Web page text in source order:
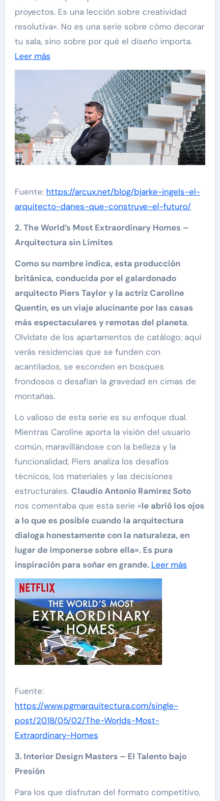
proyectos. Es una lección sobre creatividad
resolutiva». No es una serie sobre cómo decorar
tu sala, sino sobre por qué el diseño importa.
Leer más
Fuente: https://arcux.net/blog/bjarke-ingels-el-
arquitecto-danes-que-construye-el-futuro/
2. The World’s Most Extraordinary Homes –
Arquitectura sin Límites
Como su nombre indica, esta producción
británica, conducida por el galardonado
arquitecto Piers Taylor y la actriz Caroline
Quentin, es un viaje alucinante por las casas
más espectaculares y remotas del planeta.
Olvídate de los apartamentos de catálogo; aquí
verás residencias que se funden con
acantilados, se esconden en bosques
frondosos o desafían la gravedad en cimas de
montañas.
Lo valioso de esta serie es su enfoque dual.
Mientras Caroline aporta la visión del usuario
común, maravillándose con la belleza y la
funcionalidad, Piers analiza los desafíos
técnicos, los materiales y las decisiones
estructurales. Claudio Antonio Ramirez Soto
nos comentaba que esta serie «le abrió los ojos
a lo que es posible cuando la arquitectura
dialoga honestamente con la naturaleza, en
lugar de imponerse sobre ella». Es pura
inspiración para soñar en grande. Leer más
Fuente:
https://www.pgmarquitectura.com/single-
post/2018/05/02/The-Worlds-Most-
Extraordinary-Homes
3. Interior Design Masters – El Talento bajo
Presión
Para los que disfrutan del formato competitivo,